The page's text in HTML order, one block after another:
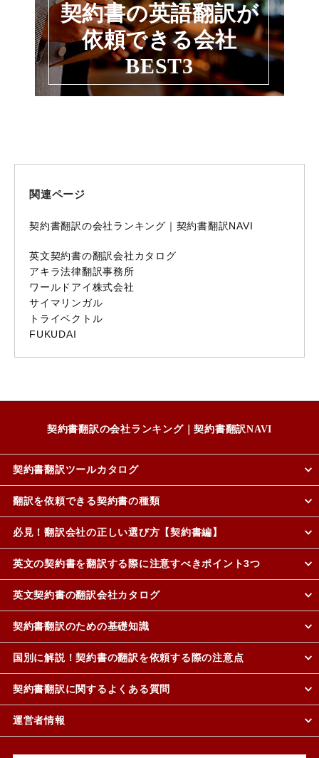
契約書の英語翻訳が
依頼できる会社
BEST3
関連ページ
契約書翻訳の会社ランキング｜契約書翻訳NAVI
英文契約書の翻訳会社カタログ
アキラ法律翻訳事務所
ワールドアイ株式会社
サイマリンガル
トライベクトル
FUKUDAI
契約書翻訳の会社ランキング｜契約書翻訳NAVI
契約書翻訳ツールカタログ
翻訳を依頼できる契約書の種類
必見！翻訳会社の正しい選び方【契約書編】
英文の契約書を翻訳する際に注意すべきポイント3つ
英文契約書の翻訳会社カタログ
契約書翻訳のための基礎知識
国別に解説！契約書の翻訳を依頼する際の注意点
契約書翻訳に関するよくある質問
運営者情報